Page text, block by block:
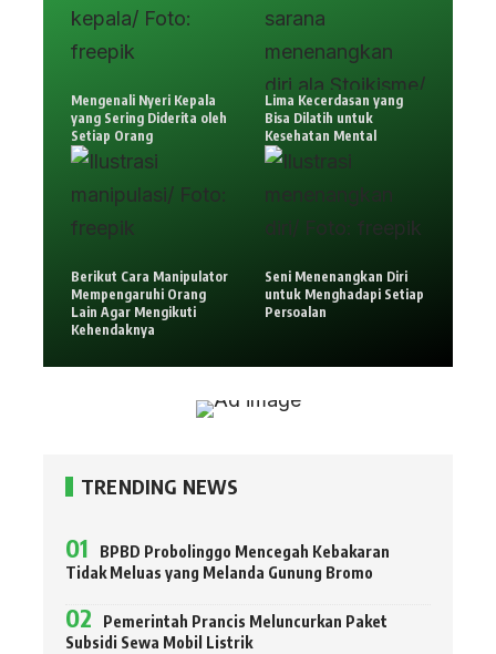
Mengenali Nyeri Kepala
yang Sering Diderita oleh
Setiap Orang
Lima Kecerdasan yang
Bisa Dilatih untuk
Kesehatan Mental
Berikut Cara Manipulator
Mempengaruhi Orang
Lain Agar Mengikuti
Kehendaknya
Seni Menenangkan Diri
untuk Menghadapi Setiap
Persoalan
TRENDING NEWS
BPBD Probolinggo Mencegah Kebakaran
Tidak Meluas yang Melanda Gunung Bromo
Pemerintah Prancis Meluncurkan Paket
Subsidi Sewa Mobil Listrik